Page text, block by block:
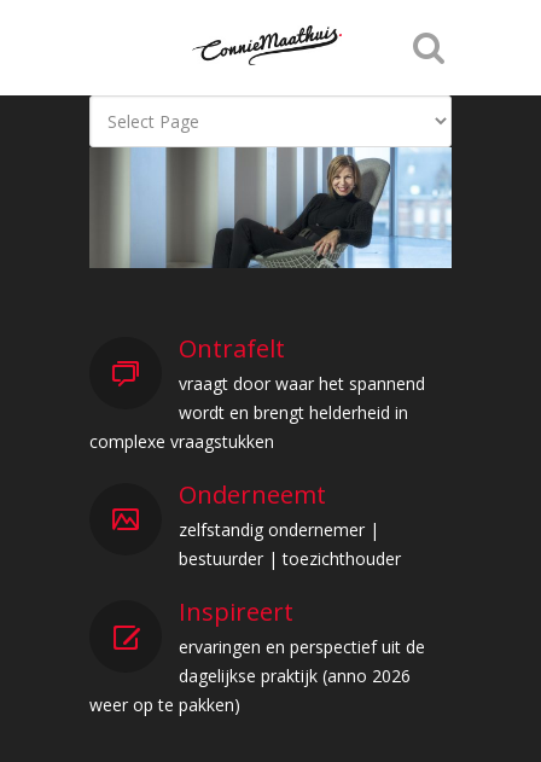
Ontrafelt
vraagt door waar het spannend
wordt en brengt helderheid in
complexe vraagstukken
Onderneemt
zelfstandig ondernemer |
bestuurder | toezichthouder
Inspireert
ervaringen en perspectief uit de
dagelijkse praktijk (anno 2026
weer op te pakken)